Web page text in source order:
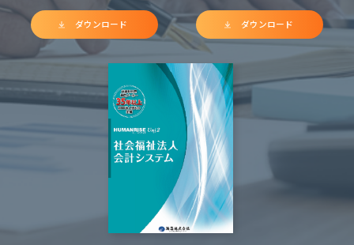
ダウンロード ダウンロード